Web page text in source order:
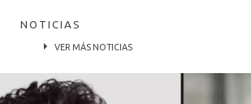
NOTICIAS
VER MÁS NOTICIAS